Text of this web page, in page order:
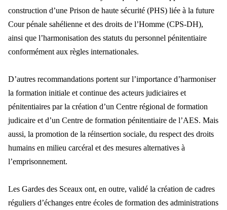
construction d’une Prison de haute sécurité (PHS) liée à la future
Cour pénale sahélienne et des droits de l’Homme (CPS-DH),
ainsi que l’harmonisation des statuts du personnel pénitentiaire
conformément aux règles internationales.
D’autres recommandations portent sur l’importance d’harmoniser
la formation initiale et continue des acteurs judiciaires et
pénitentiaires par la création d’un Centre régional de formation
judicaire et d’un Centre de formation pénitentiaire de l’AES. Mais
aussi, la promotion de la réinsertion sociale, du respect des droits
humains en milieu carcéral et des mesures alternatives à
l’emprisonnement.
Les Gardes des Sceaux ont, en outre, validé la création de cadres
réguliers d’échanges entre écoles de formation des administrations